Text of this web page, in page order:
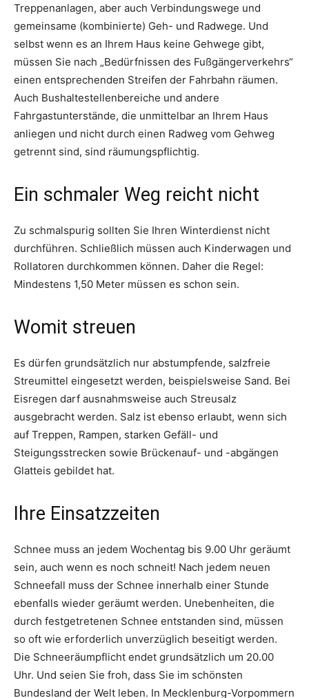
Treppenanlagen, aber auch Verbindungswege und
gemeinsame (kombinierte) Geh- und Radwege. Und
selbst wenn es an Ihrem Haus keine Gehwege gibt,
müssen Sie nach „Bedürfnissen des Fußgängerverkehrs“
einen entsprechenden Streifen der Fahrbahn räumen.
Auch Bushaltestellenbereiche und andere
Fahrgastunterstände, die unmittelbar an Ihrem Haus
anliegen und nicht durch einen Radweg vom Gehweg
getrennt sind, sind räumungspflichtig.
Ein schmaler Weg reicht nicht
Zu schmalspurig sollten Sie Ihren Winterdienst nicht
durchführen. Schließlich müssen auch Kinderwagen und
Rollatoren durchkommen können. Daher die Regel:
Mindestens 1,50 Meter müssen es schon sein.
Womit streuen
Es dürfen grundsätzlich nur abstumpfende, salzfreie
Streumittel eingesetzt werden, beispielsweise Sand. Bei
Eisregen darf ausnahmsweise auch Streusalz
ausgebracht werden. Salz ist ebenso erlaubt, wenn sich
auf Treppen, Rampen, starken Gefäll- und
Steigungsstrecken sowie Brückenauf- und -abgängen
Glatteis gebildet hat.
Ihre Einsatzzeiten
Schnee muss an jedem Wochentag bis 9.00 Uhr geräumt
sein, auch wenn es noch schneit! Nach jedem neuen
Schneefall muss der Schnee innerhalb einer Stunde
ebenfalls wieder geräumt werden. Unebenheiten, die
durch festgetretenen Schnee entstanden sind, müssen
so oft wie erforderlich unverzüglich beseitigt werden.
Die Schneeräumpflicht endet grundsätzlich um 20.00
Uhr. Und seien Sie froh, dass Sie im schönsten
Bundesland der Welt leben. In Mecklenburg-Vorpommern